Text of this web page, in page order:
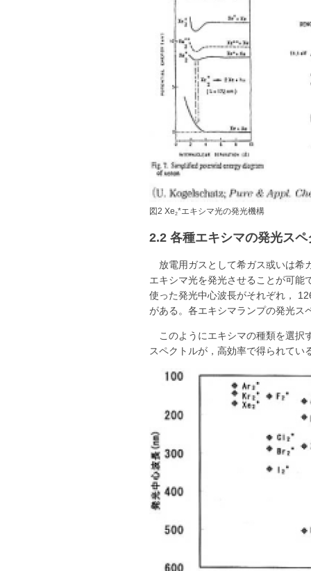
図2 Xe2*エキシマ光の発光機構
2.2 各種エキシマの発光スペ
放電用ガスとして希ガス或いは希
エキシマ光を発光させることが可能
使った発光中心波長がそれぞれ，
がある。各エキシマランプの発光ス
このようにエキシマの種類を選択
スペクトルが，高効率で得られてい